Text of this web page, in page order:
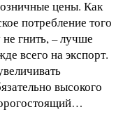
цены. Как
потребление того
гнить, – лучше
всего на экспорт.
высокого